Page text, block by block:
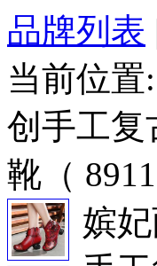
品牌列表
当前位置:
创手工复
靴（
嫔